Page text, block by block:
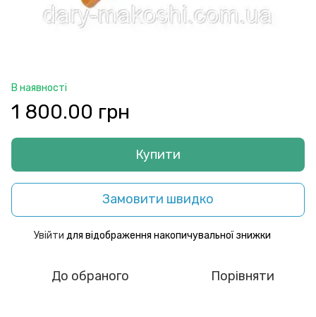
В наявності
1 800.00 грн
Купити
Замовити швидко
Увійти для відображення накопичувальної знижки
До обраного Порівняти